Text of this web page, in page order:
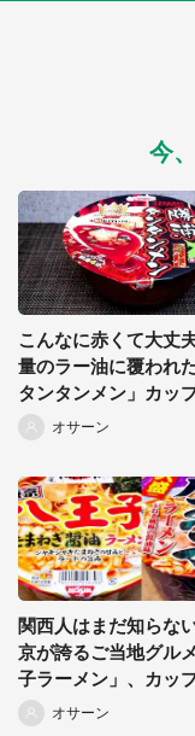
今
こんなに赤くて大
量のラー油に覆われ
タンタンメン」カッ
べてみた！
オサーン
関西人はまだ知ら
京が誇るご当地グル
子ラーメン」、カッ
楽しめるその魅力とは
オサーン